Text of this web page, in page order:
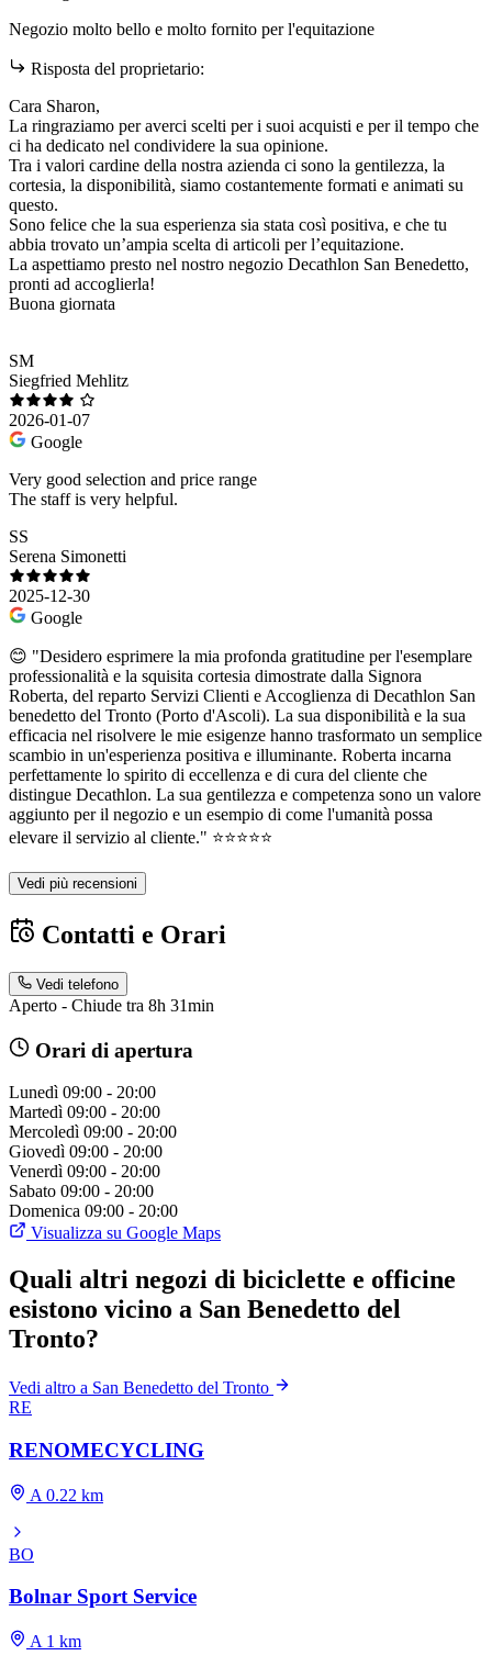
Negozio molto bello e molto fornito per l'equitazione
Risposta del proprietario:
Cara Sharon,
La ringraziamo per averci scelti per i suoi acquisti e per il tempo che
ci ha dedicato nel condividere la sua opinione.
Tra i valori cardine della nostra azienda ci sono la gentilezza, la
cortesia, la disponibilità, siamo costantemente formati e animati su
questo.
Sono felice che la sua esperienza sia stata così positiva, e che tu
abbia trovato un’ampia scelta di articoli per l’equitazione.
La aspettiamo presto nel nostro negozio Decathlon San Benedetto,
pronti ad accoglierla!
Buona giornata
SM
Siegfried Mehlitz
2026-01-07
Google
Very good selection and price range
The staff is very helpful.
SS
Serena Simonetti
2025-12-30
Google
😊 "Desidero esprimere la mia profonda gratitudine per l'esemplare
professionalità e la squisita cortesia dimostrate dalla Signora
Roberta, del reparto Servizi Clienti e Accoglienza di Decathlon San
benedetto del Tronto (Porto d'Ascoli). La sua disponibilità e la sua
efficacia nel risolvere le mie esigenze hanno trasformato un semplice
scambio in un'esperienza positiva e illuminante. Roberta incarna
perfettamente lo spirito di eccellenza e di cura del cliente che
distingue Decathlon. La sua gentilezza e competenza sono un valore
aggiunto per il negozio e un esempio di come l'umanità possa
elevare il servizio al cliente." ⭐⭐⭐⭐⭐
Vedi più recensioni
Contatti e Orari
Vedi telefono
Aperto - Chiude tra 8h 31min
Orari di apertura
Lunedì 09:00 - 20:00
Martedì 09:00 - 20:00
Mercoledì 09:00 - 20:00
Giovedì 09:00 - 20:00
Venerdì 09:00 - 20:00
Sabato 09:00 - 20:00
Domenica 09:00 - 20:00
Visualizza su Google Maps
Quali altri negozi di biciclette e officine
esistono vicino a San Benedetto del
Tronto?
Vedi altro a San Benedetto del Tronto
RE
RENOMECYCLING
A 0.22 km
BO
Bolnar Sport Service
A 1 km